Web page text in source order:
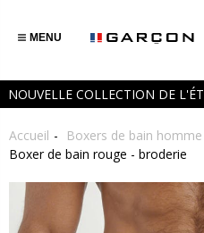
NOUVELLE COLLECTION DE
MENU
Accueil
Boxers de bain homme
Boxer de bain rouge - broderie